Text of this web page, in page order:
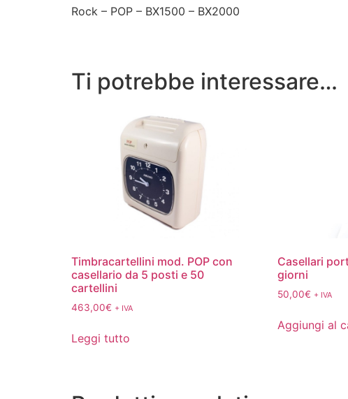
Rock – POP – BX1500 – BX2000
Ti potrebbe interessare…
Timbracartellini mod. POP con
casellario da 5 posti e 50
cartellini
463,00€ + IVA
Leggi tutto
Casellari
giorni
50,00€ + IVA
Aggiungi al